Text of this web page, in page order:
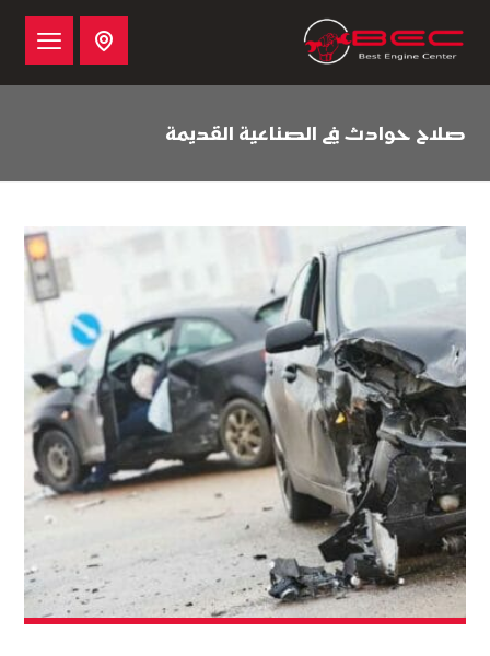
صلاح حوادث في الصناعية القديمة